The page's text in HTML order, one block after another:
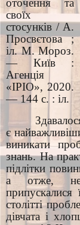
оточення та
своїх
стосунків / А.
Просвєтова ;
іл. М. Мороз.
— Київ :
Агенція
«ІРІО», 2020.
— 144 с. : іл.
є
виникати
знань. На
підлітки
а отже, не
столітті
дівчата і